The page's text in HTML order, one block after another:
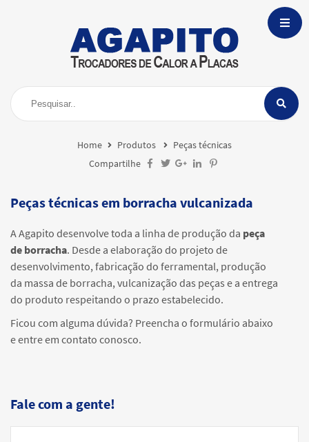
Home Produtos
Peças técnicas
Compartilhe
Peças técnicas em borracha vulcanizada
A Agapito desenvolve toda a linha de produção da peça
de borracha. Desde a elaboração do projeto de
desenvolvimento, fabricação do ferramental, produção
da massa de borracha, vulcanização das peças e a entrega
do produto respeitando o prazo estabelecido.
Ficou com alguma dúvida? Preencha o formulário abaixo
e entre em contato conosco.
Fale com a gente!